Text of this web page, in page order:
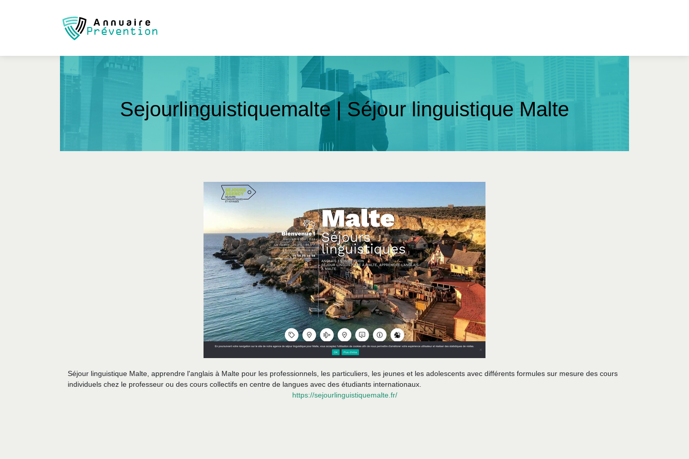
Sejour­linguistique­mal­te | Séjour lin­guisti­que Malte
Séjour linguistique Malte, apprendre l'anglais à Malte pour les professionnels, les particuliers, les jeunes et les adolescents avec différents formules sur mesure des cours
individuels chez le professeur ou des cours collectifs en centre de langues avec des étudiants internationaux.
https://sejourlinguistiquemalte.fr/